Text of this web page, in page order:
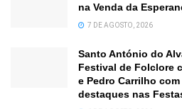
na Venda da
7 DE AGOSTO, 2026
Santo António do
Festival de Folclore
e Pedro Carrilho
destaques nas